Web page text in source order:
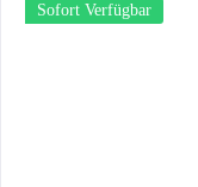
Sofort Verfügbar